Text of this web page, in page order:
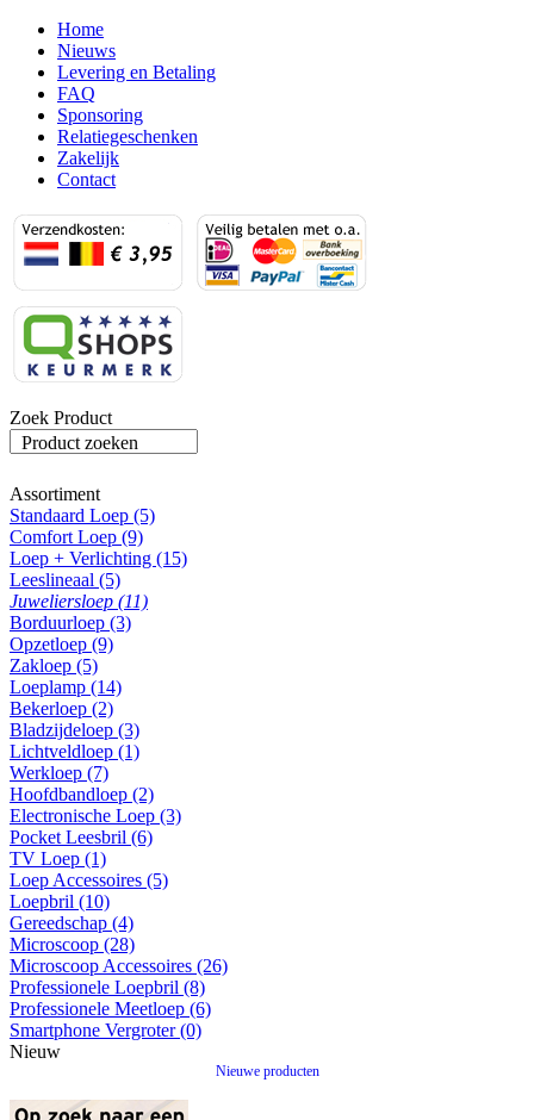
Home
Nieuws
Levering en Betaling
FAQ
Sponsoring
Relatiegeschenken
Zakelijk
Contact
Zoek Product
Product zoeken
Assortiment
Standaard Loep (5)
Comfort Loep (9)
Loep + Verlichting (15)
Leeslineaal (5)
Juweliersloep (11)
Borduurloep (3)
Opzetloep (9)
Zakloep (5)
Loeplamp (14)
Bekerloep (2)
Bladzijdeloep (3)
Lichtveldloep (1)
Werkloep (7)
Hoofdbandloep (2)
Electronische Loep (3)
Pocket Leesbril (6)
TV Loep (1)
Loep Accessoires (5)
Loepbril (10)
Gereedschap (4)
Microscoop (28)
Microscoop Accessoires (26)
Professionele Loepbril (8)
Professionele Meetloep (6)
Smartphone Vergroter (0)
Nieuw
Nieuwe producten